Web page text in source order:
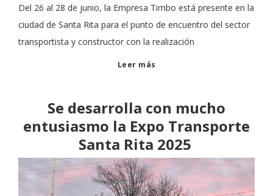
Del 26 al 28 de junio, la Empresa Timbo está presente en la
ciudad de Santa Rita para el punto de encuentro del sector
transportista y constructor con la realización
Leer más
Se desarrolla con mucho
entusiasmo la Expo Transporte
Santa Rita 2025